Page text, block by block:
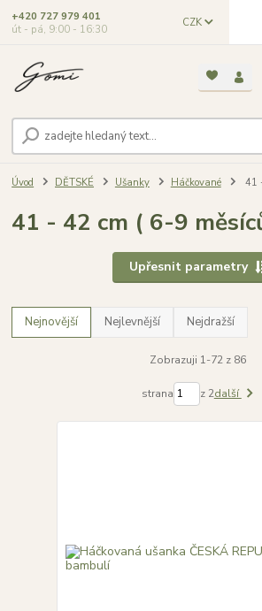
CZK
+420 727 979 401
út - pá, 9:00 - 16:30
Úvod DĚTSKÉ Ušanky Háčkované 41
41 - 42 cm ( 6-9
Upřesnit parametry
Nejnovější Nejlevnější Nejdražší
Zobrazuji 1-72 z 86
strana z 2další